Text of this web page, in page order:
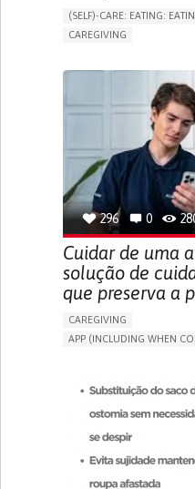
(SELF)-CARE: EATING:
CAREGIVING
BODY-WORN SOLUTIONS
SHOES, SENSORS...)
ALLEVIATING ALLERGIES
PREVENTING
RESEARCH/MAPPING)
CAREGIVING SUPPORT
SPAIN
296 0
Cuidar de uma
solução de
que preserva a
CAREGIVING
APP (INCLUDING WHEN
ASSISTIVE DAILY LIFE
PROMOTING SELF-
PREVENTING
CAREGIVING SUPPORT
GENERAL AND FAMILY
CAREGIVER SUPPORT